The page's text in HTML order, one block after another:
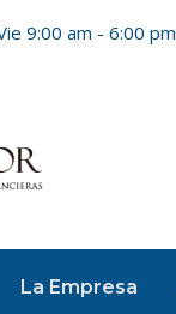
9:00 am - 6:00 pm
La Empresa